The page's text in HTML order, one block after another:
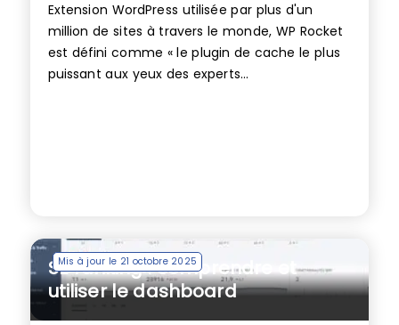
Extension WordPress utilisée par plus d'un
million de sites à travers le monde, WP Rocket
est défini comme « le plugin de cache le plus
puissant aux yeux des experts...
Mis à jour le 21 octobre 2025
SE ranking : comprendre et
utiliser le dashboard